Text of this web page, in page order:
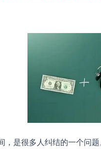
，是很多人纠结的一个问